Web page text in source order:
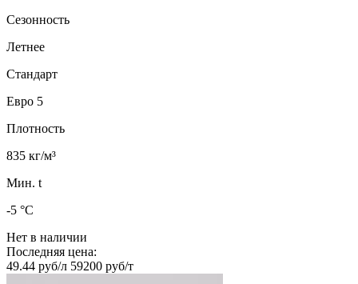
Сезонность
Летнее
Стандарт
Евро 5
Плотность
835 кг/м³
Мин. t
-5 °C
Нет в наличии
Последняя цена:
49.44 руб/л 59200 руб/т